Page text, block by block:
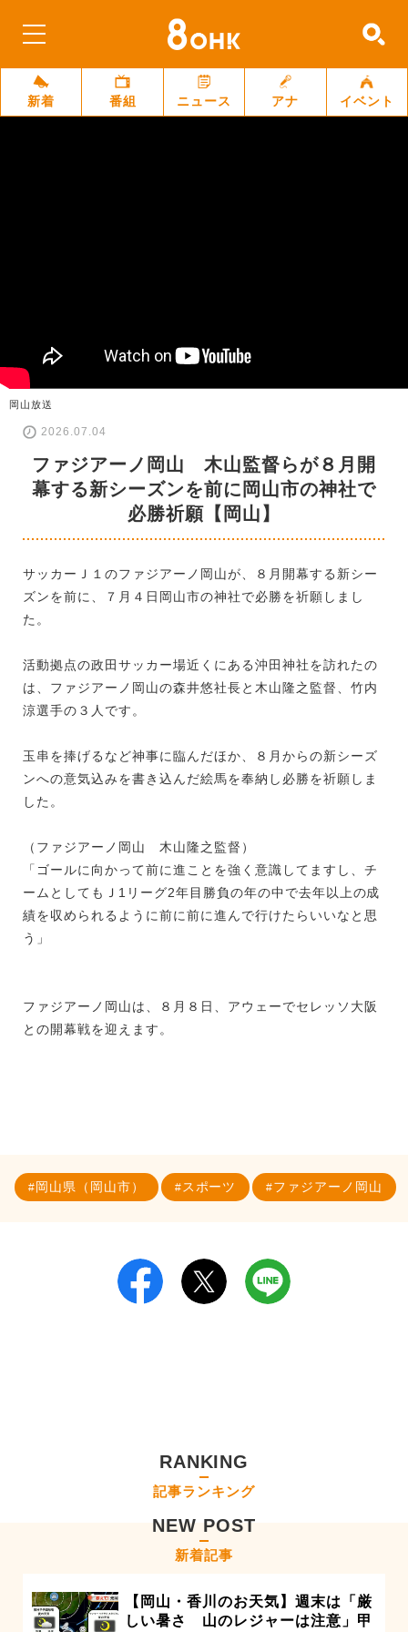
新着 番組 ニュース アナ イベント
岡山放送
2026.07.04
ファジアーノ岡山 木山監督らが８月開
幕する新シーズンを前に岡山市の神社で
必勝祈願【岡山】
サッカーＪ１のファジアーノ岡山が、８月開幕する新シー
ズンを前に、７月４日岡山市の神社で必勝を祈願しまし
た。
活動拠点の政田サッカー場近くにある沖田神社を訪れたの
は、ファジアーノ岡山の森井悠社長と木山隆之監督、竹内
涼選手の３人です。
玉串を捧げるなど神事に臨んだほか、８月からの新シーズ
ンへの意気込みを書き込んだ絵馬を奉納し必勝を祈願しま
した。
（ファジアーノ岡山 木山隆之監督）
「ゴールに向かって前に進ことを強く意識してますし、チ
ームとしてもＪ1リーグ2年目勝負の年の中で去年以上の成
績を収められるように前に前に進んで行けたらいいなと思
う」
ファジアーノ岡山は、８月８日、アウェーでセレッソ大阪
との開幕戦を迎えます。
岡山県（岡山市） スポーツ ファジアーノ岡山
RANKING
記事ランキング
NEW POST
新着記事
【岡山・香川のお天気】週末は「厳
しい暑さ 山のレジャーは注意」甲